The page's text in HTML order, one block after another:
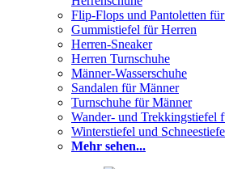
Flip-Flops und Pantoletten
Gummistiefel für Herren
Herren-Sneaker
Herren Turnschuhe
Männer-Wasserschuhe
Sandalen für Männer
Turnschuhe für Männer
Wander- und Trekkingstiefel
Winterstiefel und
Mehr sehen...